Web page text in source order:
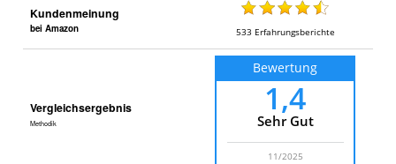
Kundenmeinung
bei Amazon 533 Erfahrungsberichte
Vergleichsergebnis
Methodik
Bewertung
1,4
Sehr Gut
11/2025